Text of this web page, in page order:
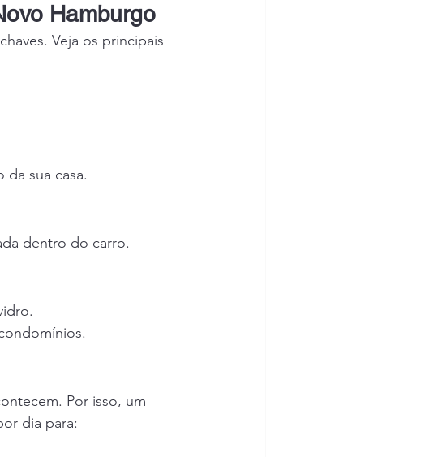
Hamburgo
Veja os principais
da sua casa.
dentro do carro.
Por isso, um
dia para: